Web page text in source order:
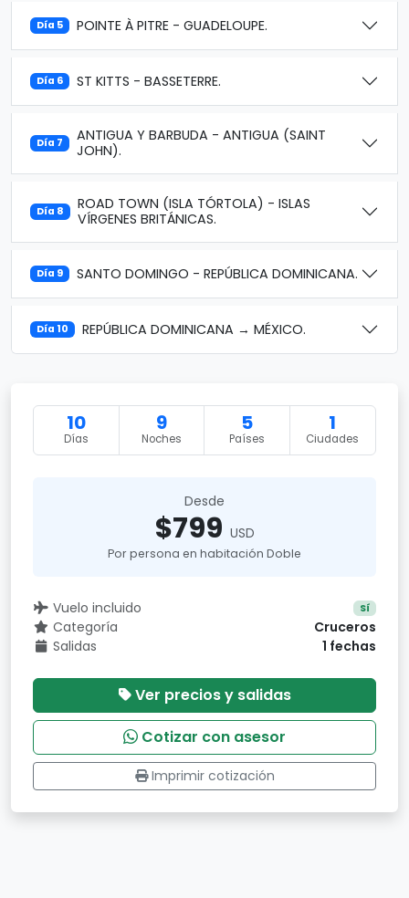
Día 5 POINTE À PITRE - GUADELOUPE.
Día 6 ST KITTS - BASSETERRE.
Día 7
ANTIGUA Y BARBUDA - ANTIGUA (SAINT
JOHN).
Día 8
ROAD TOWN (ISLA TÓRTOLA) - ISLAS
VÍRGENES BRITÁNICAS.
Día 9 SANTO DOMINGO - REPÚBLICA DOMINICANA.
Día 10 REPÚBLICA DOMINICANA → MÉXICO.
10
Días
9
Noches
5
Países
1
Ciudades
Desde
$799 USD
Por persona en habitación Doble
Vuelo incluido Sí
Categoría
Cruceros
Salidas
1 fechas
Ver precios y salidas
Cotizar con asesor
Imprimir cotización